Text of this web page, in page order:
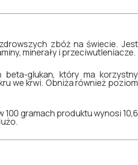
zbóż na świecie. Jest
minerały i przeciwutleniacze.
beta-glukan, który ma korzystny
we krwi. Obniża również poziom
100 gramach produktu wynosi 10,6